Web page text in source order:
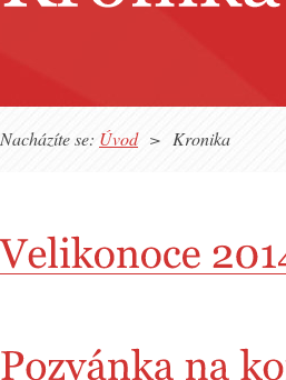
Nacházíte se: Úvod> Kronika